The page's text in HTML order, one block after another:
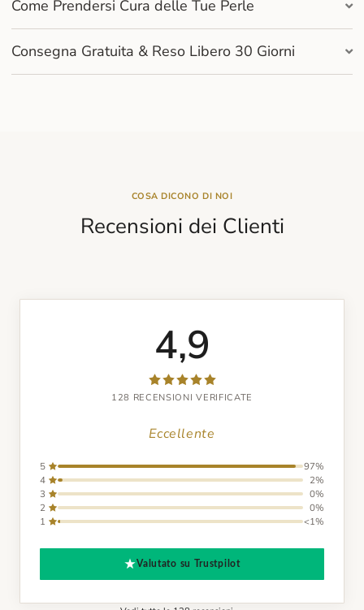
Come Prendersi Cura delle Tue Perle
Consegna Gratuita & Reso Libero 30 Giorni
COSA DICONO DI NOI
Recensioni dei Clienti
4,9
128 RECENSIONI VERIFICATE
Eccellente
5
97%
4
2%
3
0%
2
0%
1
<1%
Valutato su Trustpilot